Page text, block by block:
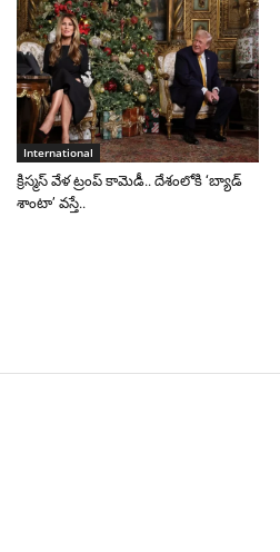
International
క్రిస్మస్ వేళ ట్రంప్ కామెడీ.. దేశంలోకి ‘బ్యాడ్
శాంటా’ వస్తే..